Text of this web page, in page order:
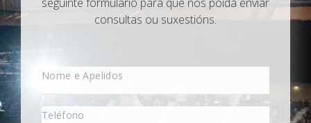
consultas ou suxestións.